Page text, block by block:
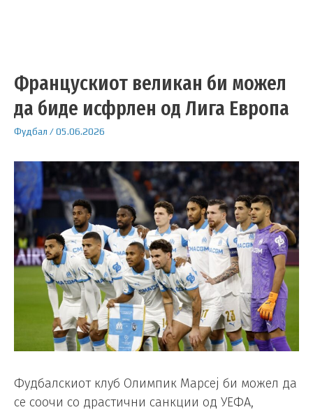
Францускиот великан би можел
да биде исфрлен од Лига Европа
Фудбал /05.06.2026
Фудбалскиот клуб Олимпик Марсеј би можел да
се соочи со драстични санкции од УЕФА,